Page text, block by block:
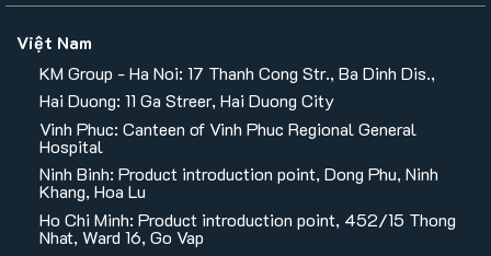
Việt Nam
KM Group - Ha Noi: 17 Thanh Cong Str., Ba Dinh Dis.,
Hai Duong: 11 Ga Streer, Hai Duong City
Vinh Phuc: Canteen of Vinh Phuc Regional General
Hospital
Ninh Binh: Product introduction point, Dong Phu, Ninh
Khang, Hoa Lu
Ho Chi Minh: Product introduction point, 452/15 Thong
Nhat, Ward 16, Go Vap